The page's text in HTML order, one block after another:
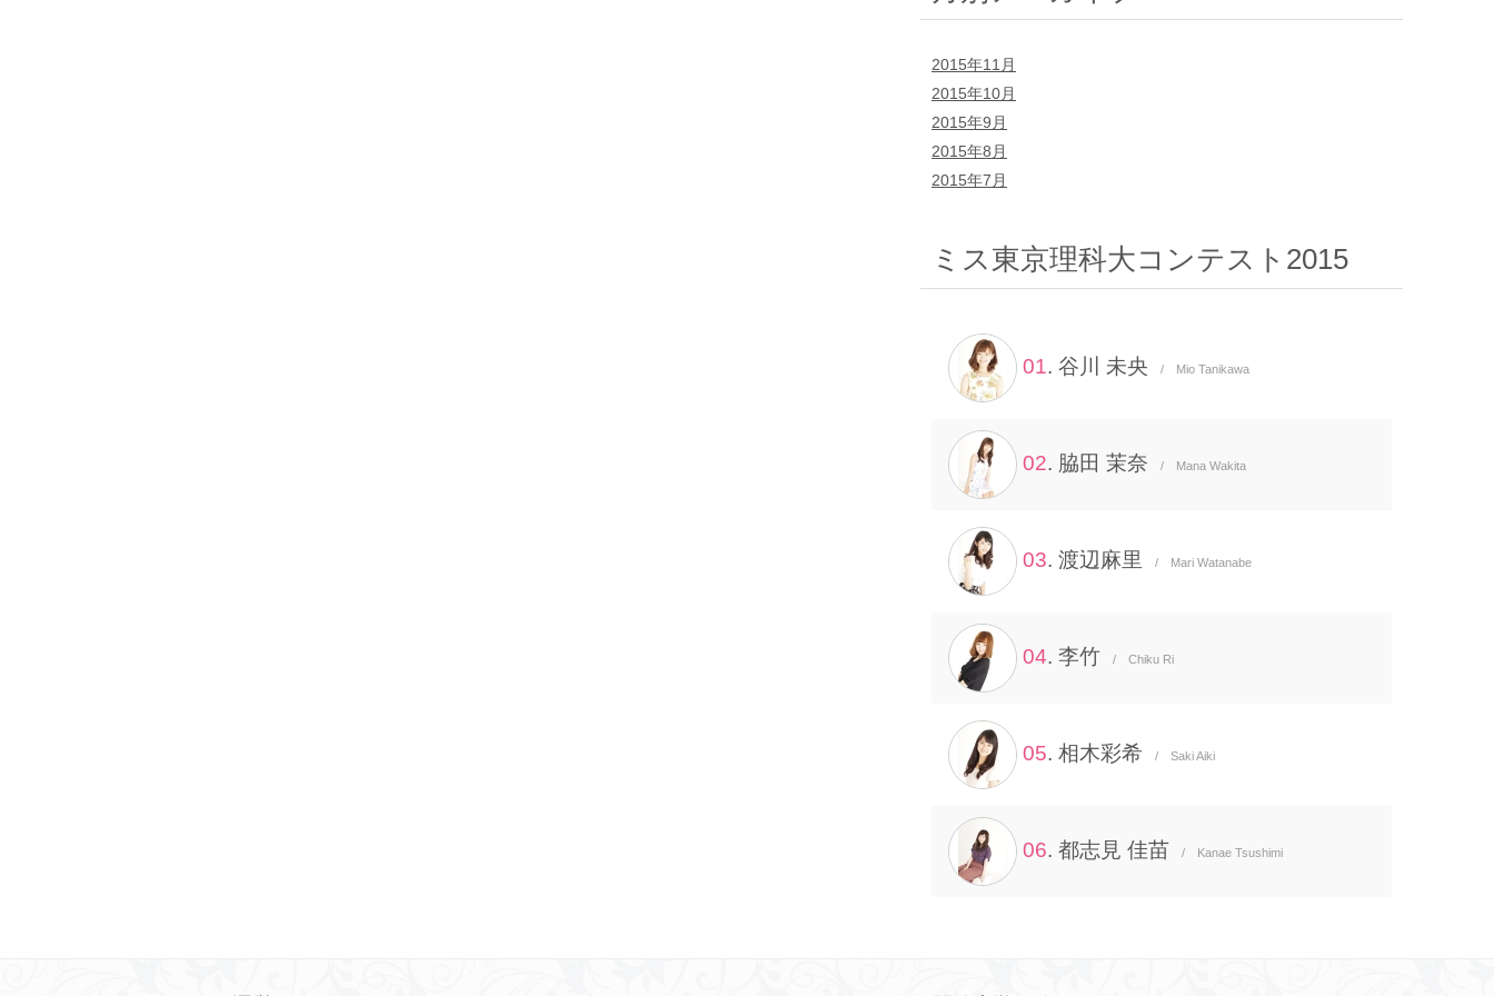
2015年11月
2015年10月
2015年9月
2015年8月
2015年7月
ミス東京理科大コンテスト2015
01. 谷川 未央 / Mio Tanikawa
02. 脇田 茉奈 / Mana Wakita
03. 渡辺麻里 / Mari Watanabe
04. 李竹 / Chiku Ri
05. 相木彩希 / Saki Aiki
06. 都志見 佳苗 / Kanae Tsushimi